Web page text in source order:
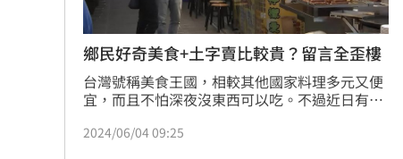
理想混蛋號召粉絲跨海追星吃美食！ 18:15
鄉民好奇美食+土字賣比較貴？留言全歪樓
台灣號稱美食王國，相較其他國家料理多元又便
宜，而且不怕深夜沒東西可以吃。不過近日有鄉
較貴嗎？」沒想到該篇po文曝光後，有大批網友
2024/06/04 09:25